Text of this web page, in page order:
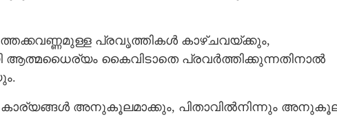
‍പ്രവൃത്തികൾ കാഴ്ചവയ്ക്കും,
ആത്മധൈര്യം കൈവിടാതെ പ്രവര്‍ത്തിക്കുന്നതിനാല്‍
അനുകൂലമാക്കും, പിതാവില്‍നിന്നും